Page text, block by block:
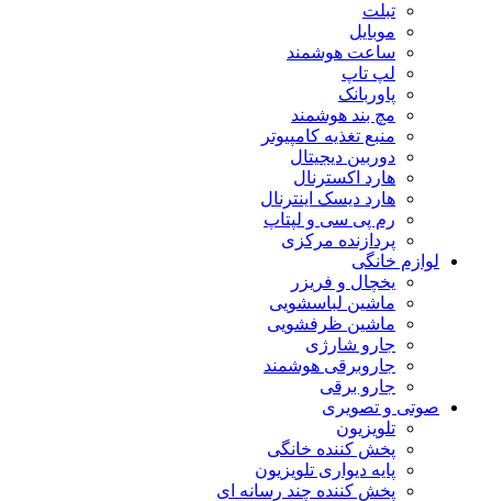
تبلت
موبایل
ساعت هوشمند
لپ تاپ
پاوربانک
مچ بند هوشمند
منبع تغذیه کامپیوتر
دوربین دیجیتال
هارد اکسترنال
هارد دیسک اینترنال
رم پی سی و لپتاپ
پردازنده مرکزی
لوازم خانگی
یخچال و فریزر
ماشین لباسشویی
ماشین ظرفشویی
جارو شارژی
جاروبرقی هوشمند
جارو برقی
صوتی و تصویری
تلویزیون
پخش کننده خانگی
پایه دیواری تلویزیون
پخش کننده چند رسانه ای